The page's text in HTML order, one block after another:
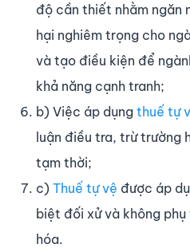
độ cần thiết nhằm ngăn
hại nghiêm trọng cho
và tạo điều kiện để
khả năng cạnh tranh;
b) Việc áp dụng thuế tự
luận điều tra, trừ trường
tạm thời;
c) Thuế tự vệ được áp
biệt đối xử và không
hóa.